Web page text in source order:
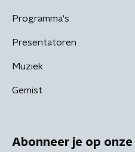
Programma's
Presentatoren
Muziek
Gemist
Abonneer je op